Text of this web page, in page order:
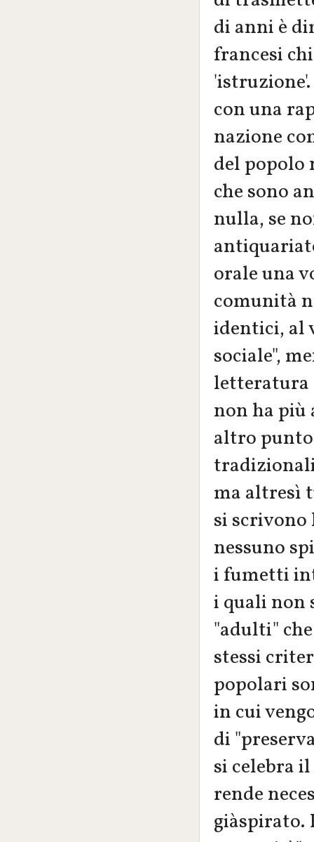
di anni è
francesi
con una
nazione
del popolo
che sono
nulla, se
orale una
comunità
identici, al
sociale",
letteratura
non ha più
altro
ma altresì
si scrivono
nessuno
i fumetti
i quali non
"adulti"
stessi
popolari
in cui
di
si celebra
rende
giàspirato.